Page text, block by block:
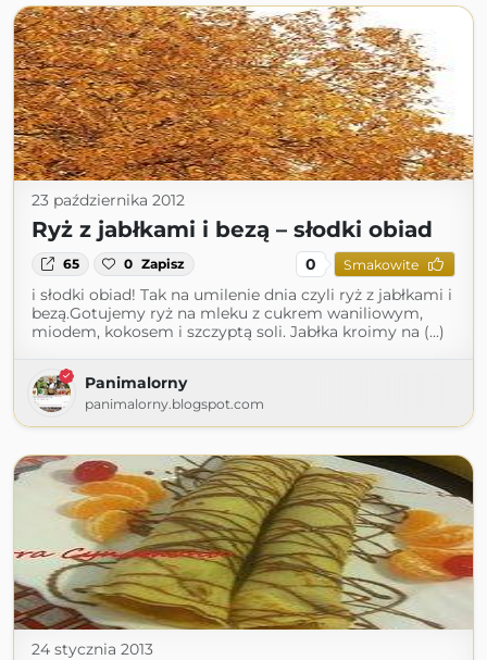
23 października 2012
Ryż z jabłkami i bezą – słodki obiad
65 0 Zapisz 0 Smakowite
i słodki obiad! Tak na umilenie dnia czyli ryż z jabłkami i
bezą.Gotujemy ryż na mleku z cukrem waniliowym,
miodem, kokosem i szczyptą soli. Jabłka kroimy na (...)
Panimalorny
panimalorny.blogspot.com
24 stycznia 2013